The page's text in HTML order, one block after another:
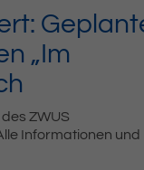
„Im
ZWUS
Informationen und